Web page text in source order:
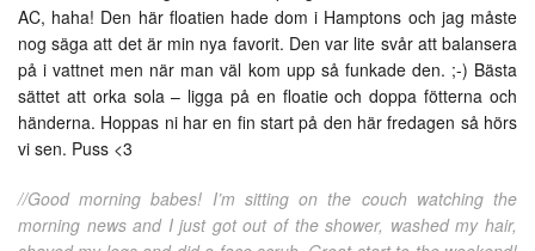
AC, haha! Den här floatien hade dom i Hamptons och jag måste
nog säga att det är min nya favorit. Den var lite svår att balansera
på i vattnet men när man väl kom upp så funkade den. ;-) Bästa
sättet att orka sola – ligga på en floatie och doppa fötterna och
händerna. Hoppas ni har en fin start på den här fredagen så hörs
vi sen. Puss <3
//Good morning babes! I’m sitting on the couch watching the
morning news and I just got out of the shower, washed my hair,